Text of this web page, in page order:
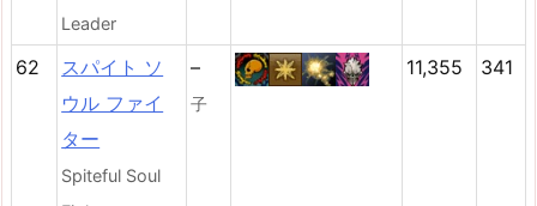
Leader
62
スパイト ソ
ウル ファイ
ター
Spiteful Soul
–
子
11,355 341